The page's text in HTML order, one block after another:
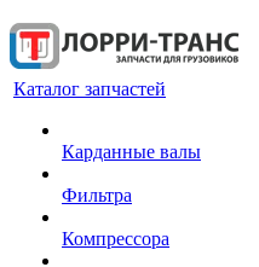
Каталог запчастей
Карданные валы
Фильтра
Компрессора